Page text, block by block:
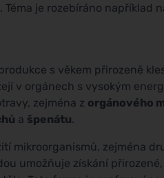
je rozebíráno například
s věkem přirozeně
v orgánech s vysokým
zejména z orgánového
a špenátu.
mikroorganismů, zejména
umožňuje získání